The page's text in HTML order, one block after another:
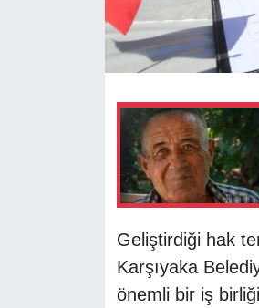
Geliştirdiği hak
Karşıyaka
önemli bir iş